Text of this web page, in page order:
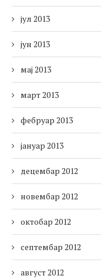
јул 2013
јун 2013
мај 2013
март 2013
фебруар 2013
јануар 2013
децембар 2012
новембар 2012
октобар 2012
септембар 2012
август 2012